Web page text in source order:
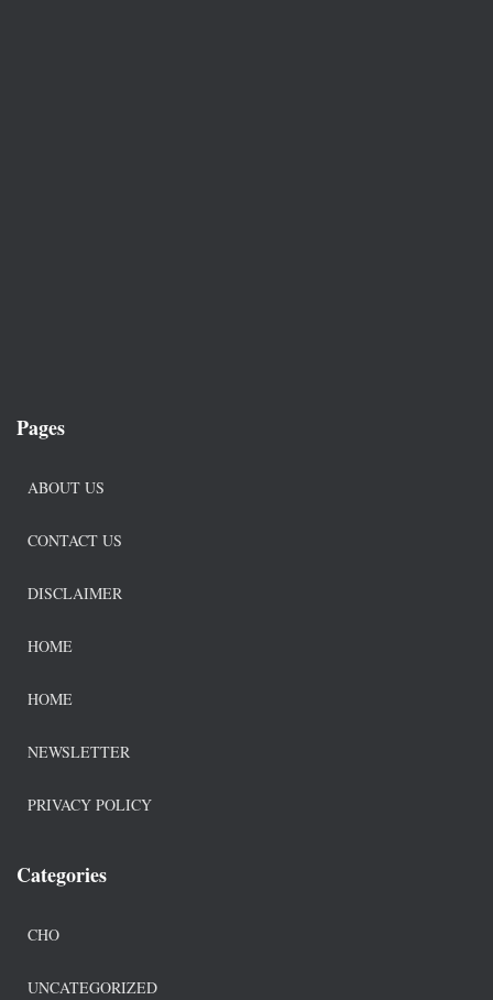
Pages
ABOUT US
CONTACT US
DISCLAIMER
HOME
HOME
NEWSLETTER
PRIVACY POLICY
Categories
CHO
UNCATEGORIZED